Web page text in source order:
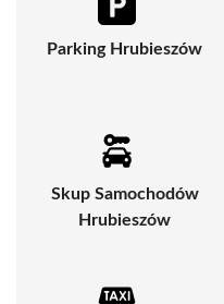
Parking Hrubieszów
Skup Samochodów
Hrubieszów